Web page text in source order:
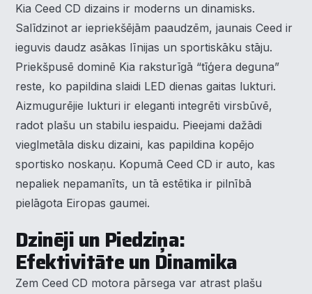
Kia Ceed CD dizains ir moderns un dinamisks.
Salīdzinot ar iepriekšējām paaudzēm, jaunais Ceed ir
ieguvis daudz asākas līnijas un sportiskāku stāju.
Priekšpusē dominē Kia raksturīgā “tīģera deguna”
reste, ko papildina slaidi LED dienas gaitas lukturi.
Aizmugurējie lukturi ir eleganti integrēti virsbūvē,
radot plašu un stabilu iespaidu. Pieejami dažādi
vieglmetāla disku dizaini, kas papildina kopējo
sportisko noskaņu. Kopumā Ceed CD ir auto, kas
nepaliek nepamanīts, un tā estētika ir pilnībā
pielāgota Eiropas gaumei.
Dzinēji un Piedziņa:
Efektivitāte un Dinamika
Zem Ceed CD motora pārsega var atrast plašu